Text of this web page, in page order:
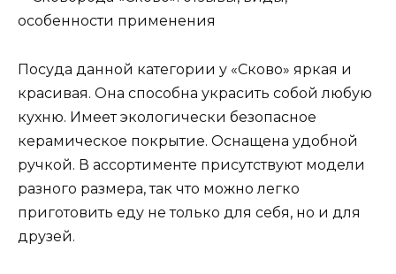
Посуда данной категории у «Сково» яркая и
красивая. Она способна украсить собой любую
кухню. Имеет экологически безопасное
керамическое покрытие. Оснащена удобной
ручкой. В ассортименте присутствуют модели
разного размера, так что можно легко
приготовить еду не только для себя, но и для
друзей.